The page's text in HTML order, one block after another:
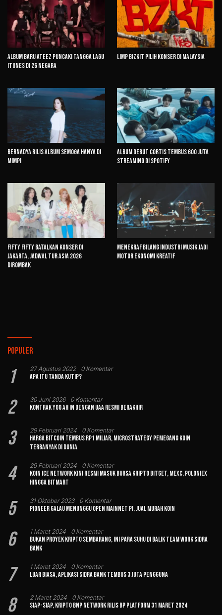
Album Baru ATEEZ Puncaki Tangga Lagu
iTunes di 26 Negara
Limp Bizkit Pilih Konser di Malaysia
Bernadya Rilis Album Semoga Hanya di
Mimpi
Album Debut CORTIS Tembus 600 Juta
Streaming di Spotify
FIFTY FIFTY Batalkan Konser di
Jakarta, Jadwal Tur Asia 2026
Dirombak
Menekraf Bilang Industri Musik Jadi
Motor Ekonomi Kreatif
Populer
1 27 Agustus 2022 0 Komentar
Apa Itu Tanda Kutip?
2 30 Juni 2026 0 Komentar
Kontrak Yoo Ah In dengan UAA Resmi Berakhir
3 29 Februari 2024 0 Komentar
Harga Bitcoin Tembus Rp1 Miliar, MicroStrategy Pemegang Koin
Terbanyak di Dunia
4 29 Februari 2024 0 Komentar
Koin Ice Network Kini Resmi Masuk Bursa Kripto Bitget, MEXC, Poloniex
hingga BitMart
5 31 Oktober 2023 0 Komentar
Pioneer Galau Menunggu Open Mainnet Pi, Jual Murah Koin
6 1 Maret 2024 0 Komentar
Bukan Proyek Kripto Sembarang, Ini Para Suhu di Balik Team Work Sidra
Bank
7 1 Maret 2024 0 Komentar
Luar Biasa, Aplikasi Sidra Bank Tembus 3 Juta Pengguna
8 2 Maret 2024 0 Komentar
Siap-siap, Kripto BNP Network Rilis BP Platform 31 Maret 2024